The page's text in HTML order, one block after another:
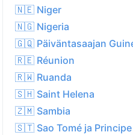
15.1°C
18.4 kph
0.0 mm
8.0
🇳🇪 Niger
🇳🇬 Nigeria
🇬🇶 Päiväntasaajan
🇷🇪 Réunion
🇷🇼 Ruanda
🇸🇭 Saint Helena
🇿🇲 Sambia
🇸🇹 Sao Tomé ja Principe